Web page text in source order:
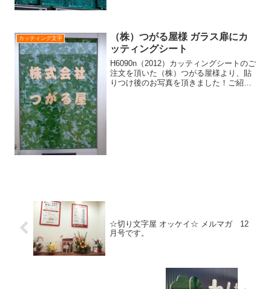
カッティング文字
（株）つがる屋様 ガラス扉にカ
ッティングシート
H6090n（2012）カッティングシートのご
注文を頂いた（株）つがる屋様より、貼
りつけ後のお写真を頂きました！ご紹介
☆切り文字屋 オッケイ☆ メルマガ 12
月号です。